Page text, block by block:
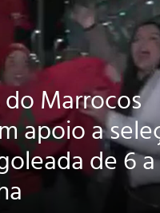
do Marrocos
apoio a
de 6 a